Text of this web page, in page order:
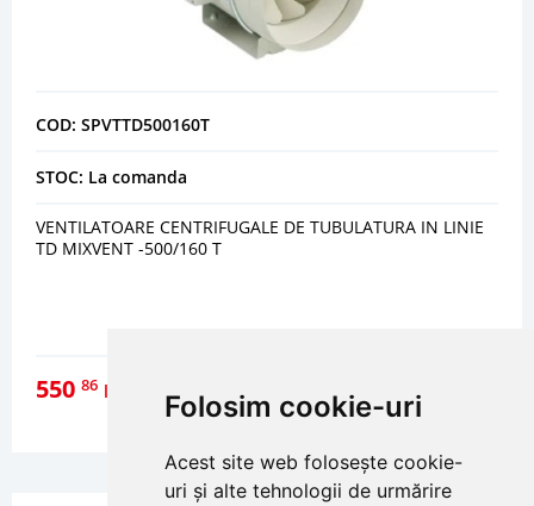
Folosim cookie-uri
Acest site web folosește cookie-
uri și alte tehnologii de urmărire
COD: SPVTTD500160T
STOC: La comanda
VENTILATOARE CENTRIFUGALE DE TUBULATURA IN LINIE
TD MIXVENT -500/160 T
550 86 lei
DETALII